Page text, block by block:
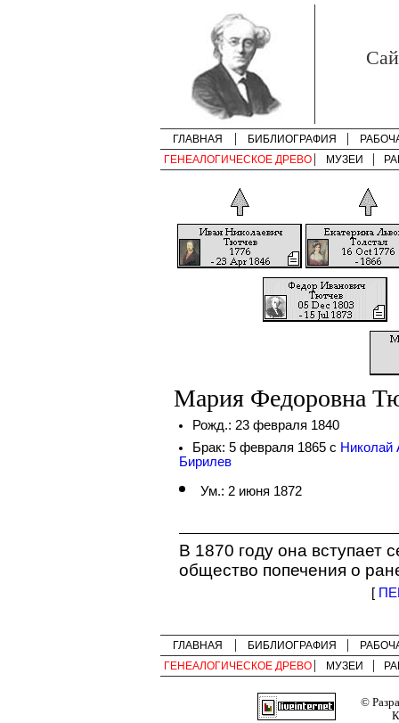
ГЛАВНАЯ БИБЛИОГРАФИЯ
ГЕНЕАЛОГИЧЕСКОЕ ДРЕВО
МУЗЕИ
Мария Федоровна
Рожд.: 23 февраля 1840
Брак: 5 февраля 1865 с Николай
Бирилев
Ум.: 2 июня 1872
В 1870 году она вступает
общество попечения о
[
ГЛАВНАЯ БИБЛИОГРАФИЯ
ГЕНЕАЛОГИЧЕСКОЕ ДРЕВО
МУЗЕИ
©